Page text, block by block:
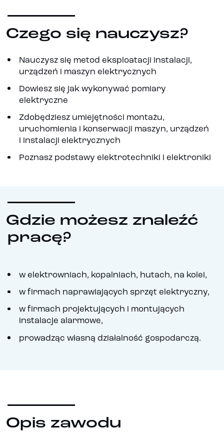
Czego się nauczysz?
Nauczysz się metod eksploatacji instalacji,
urządzeń i maszyn elektrycznych
Dowiesz się jak wykonywać pomiary
elektryczne
Zdobędziesz umiejętności montażu,
uruchomienia i konserwacji maszyn, urządzeń
i instalacji elektrycznych
Poznasz podstawy elektrotechniki i elektroniki
Gdzie możesz znaleźć
pracę?
w elektrowniach, kopalniach, hutach, na kolei,
w firmach naprawiających sprzęt elektryczny,
w firmach projektujących i montujących
instalacje alarmowe,
prowadząc własną działalność gospodarczą.
Opis zawodu